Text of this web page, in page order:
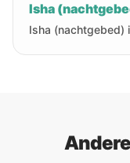
Isha
Isha (nachtgebed)